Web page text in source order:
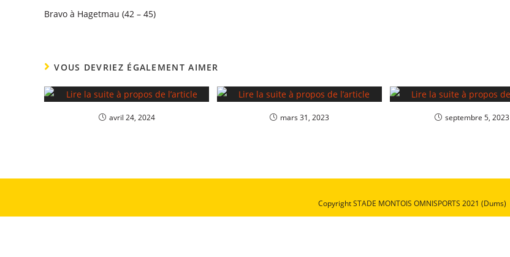
Bravo à Hagetmau (42 – 45)
VOUS DEVRIEZ ÉGALEMENT AIMER
avril 24, 2024 mars 31, 2023 septembre 5, 2023
Copyright STADE MONTOIS OMNISPORTS 2021 (Dums)